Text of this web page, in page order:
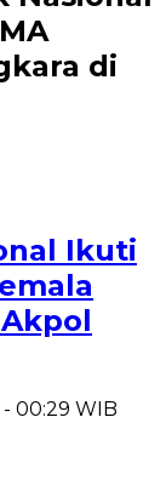
di
Ikuti
- 00:29 WIB